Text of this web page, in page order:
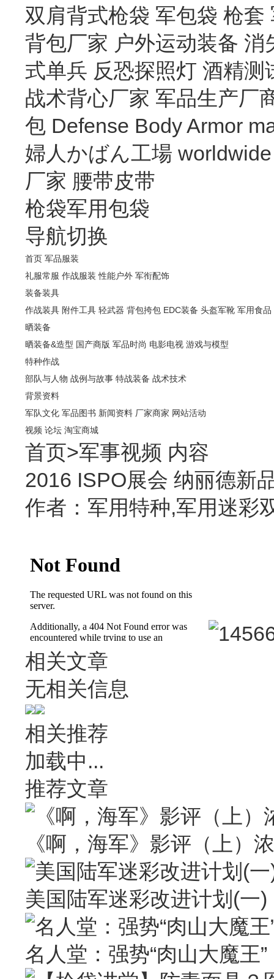
双肩背式枪袋 军包袋 枪套
背包厂家 户外运动装备 消
式单兵 反恐探照灯 酒精测
战术背心厂家 军品生产厂
包 Defense Body Armor
婦人かばん工場 worldwide
厂家 腰带皮带
枪袋军用包袋
导航切换
首页 军品服装
礼服常服 作战服装 性能户外 军衔配饰
装备装具
作战装具 附件工具 轻武器 背包挎包 EDC装备 头盔军靴 军用食品
晒装备
晒装备&造型 国产商版 军品时尚 电影电视 游戏与模型
特种作战
部队与人物 战例与故事 特战装备 战术技术
背景资料
军队文化 军品图书 新闻资料 厂家商家 网站活动
视频 论坛 淘宝商城
首页>军事视频 内容
2016 ISPO展会 纳丽德新
作者：军用特种,军用迷彩
相关文章
无相关信息
相关推荐
加载中...
推荐文章
《啊，海军》影评（上）
美国陆军迷彩改进计划(一)
名人堂：强势“肉山大魔王